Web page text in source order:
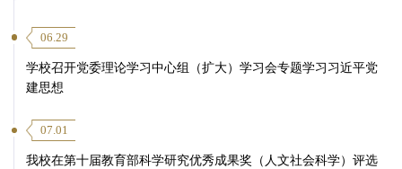
06.29
学校召开党委理论学习中心组（扩大）学习会专题学习习近平党
建思想
07.01
我校在第十届教育部科学研究优秀成果奖（人文社会科学）评选